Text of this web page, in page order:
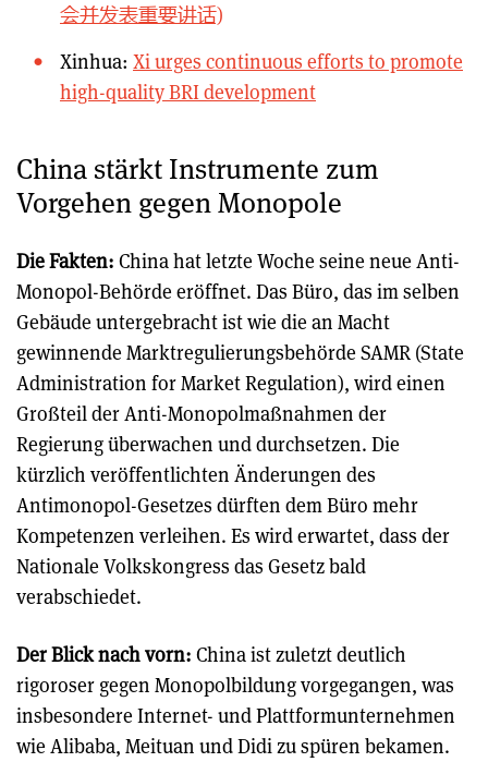
会并发表重要讲话)
Xinhua: Xi urges continuous efforts to promote
high-quality BRI development
China stärkt Instrumente zum
Vorgehen gegen Monopole
Die Fakten: China hat letzte Woche seine neue Anti-
Monopol-Behörde eröffnet. Das Büro, das im selben
Gebäude untergebracht ist wie die an Macht
gewinnende Marktregulierungsbehörde SAMR (State
Administration for Market Regulation), wird einen
Großteil der Anti-Monopolmaßnahmen der
Regierung überwachen und durchsetzen. Die
kürzlich veröffentlichten Änderungen des
Antimonopol-Gesetzes dürften dem Büro mehr
Kompetenzen verleihen. Es wird erwartet, dass der
Nationale Volkskongress das Gesetz bald
verabschiedet.
Der Blick nach vorn: China ist zuletzt deutlich
rigoroser gegen Monopolbildung vorgegangen, was
insbesondere Internet- und Plattformunternehmen
wie Alibaba, Meituan und Didi zu spüren bekamen.